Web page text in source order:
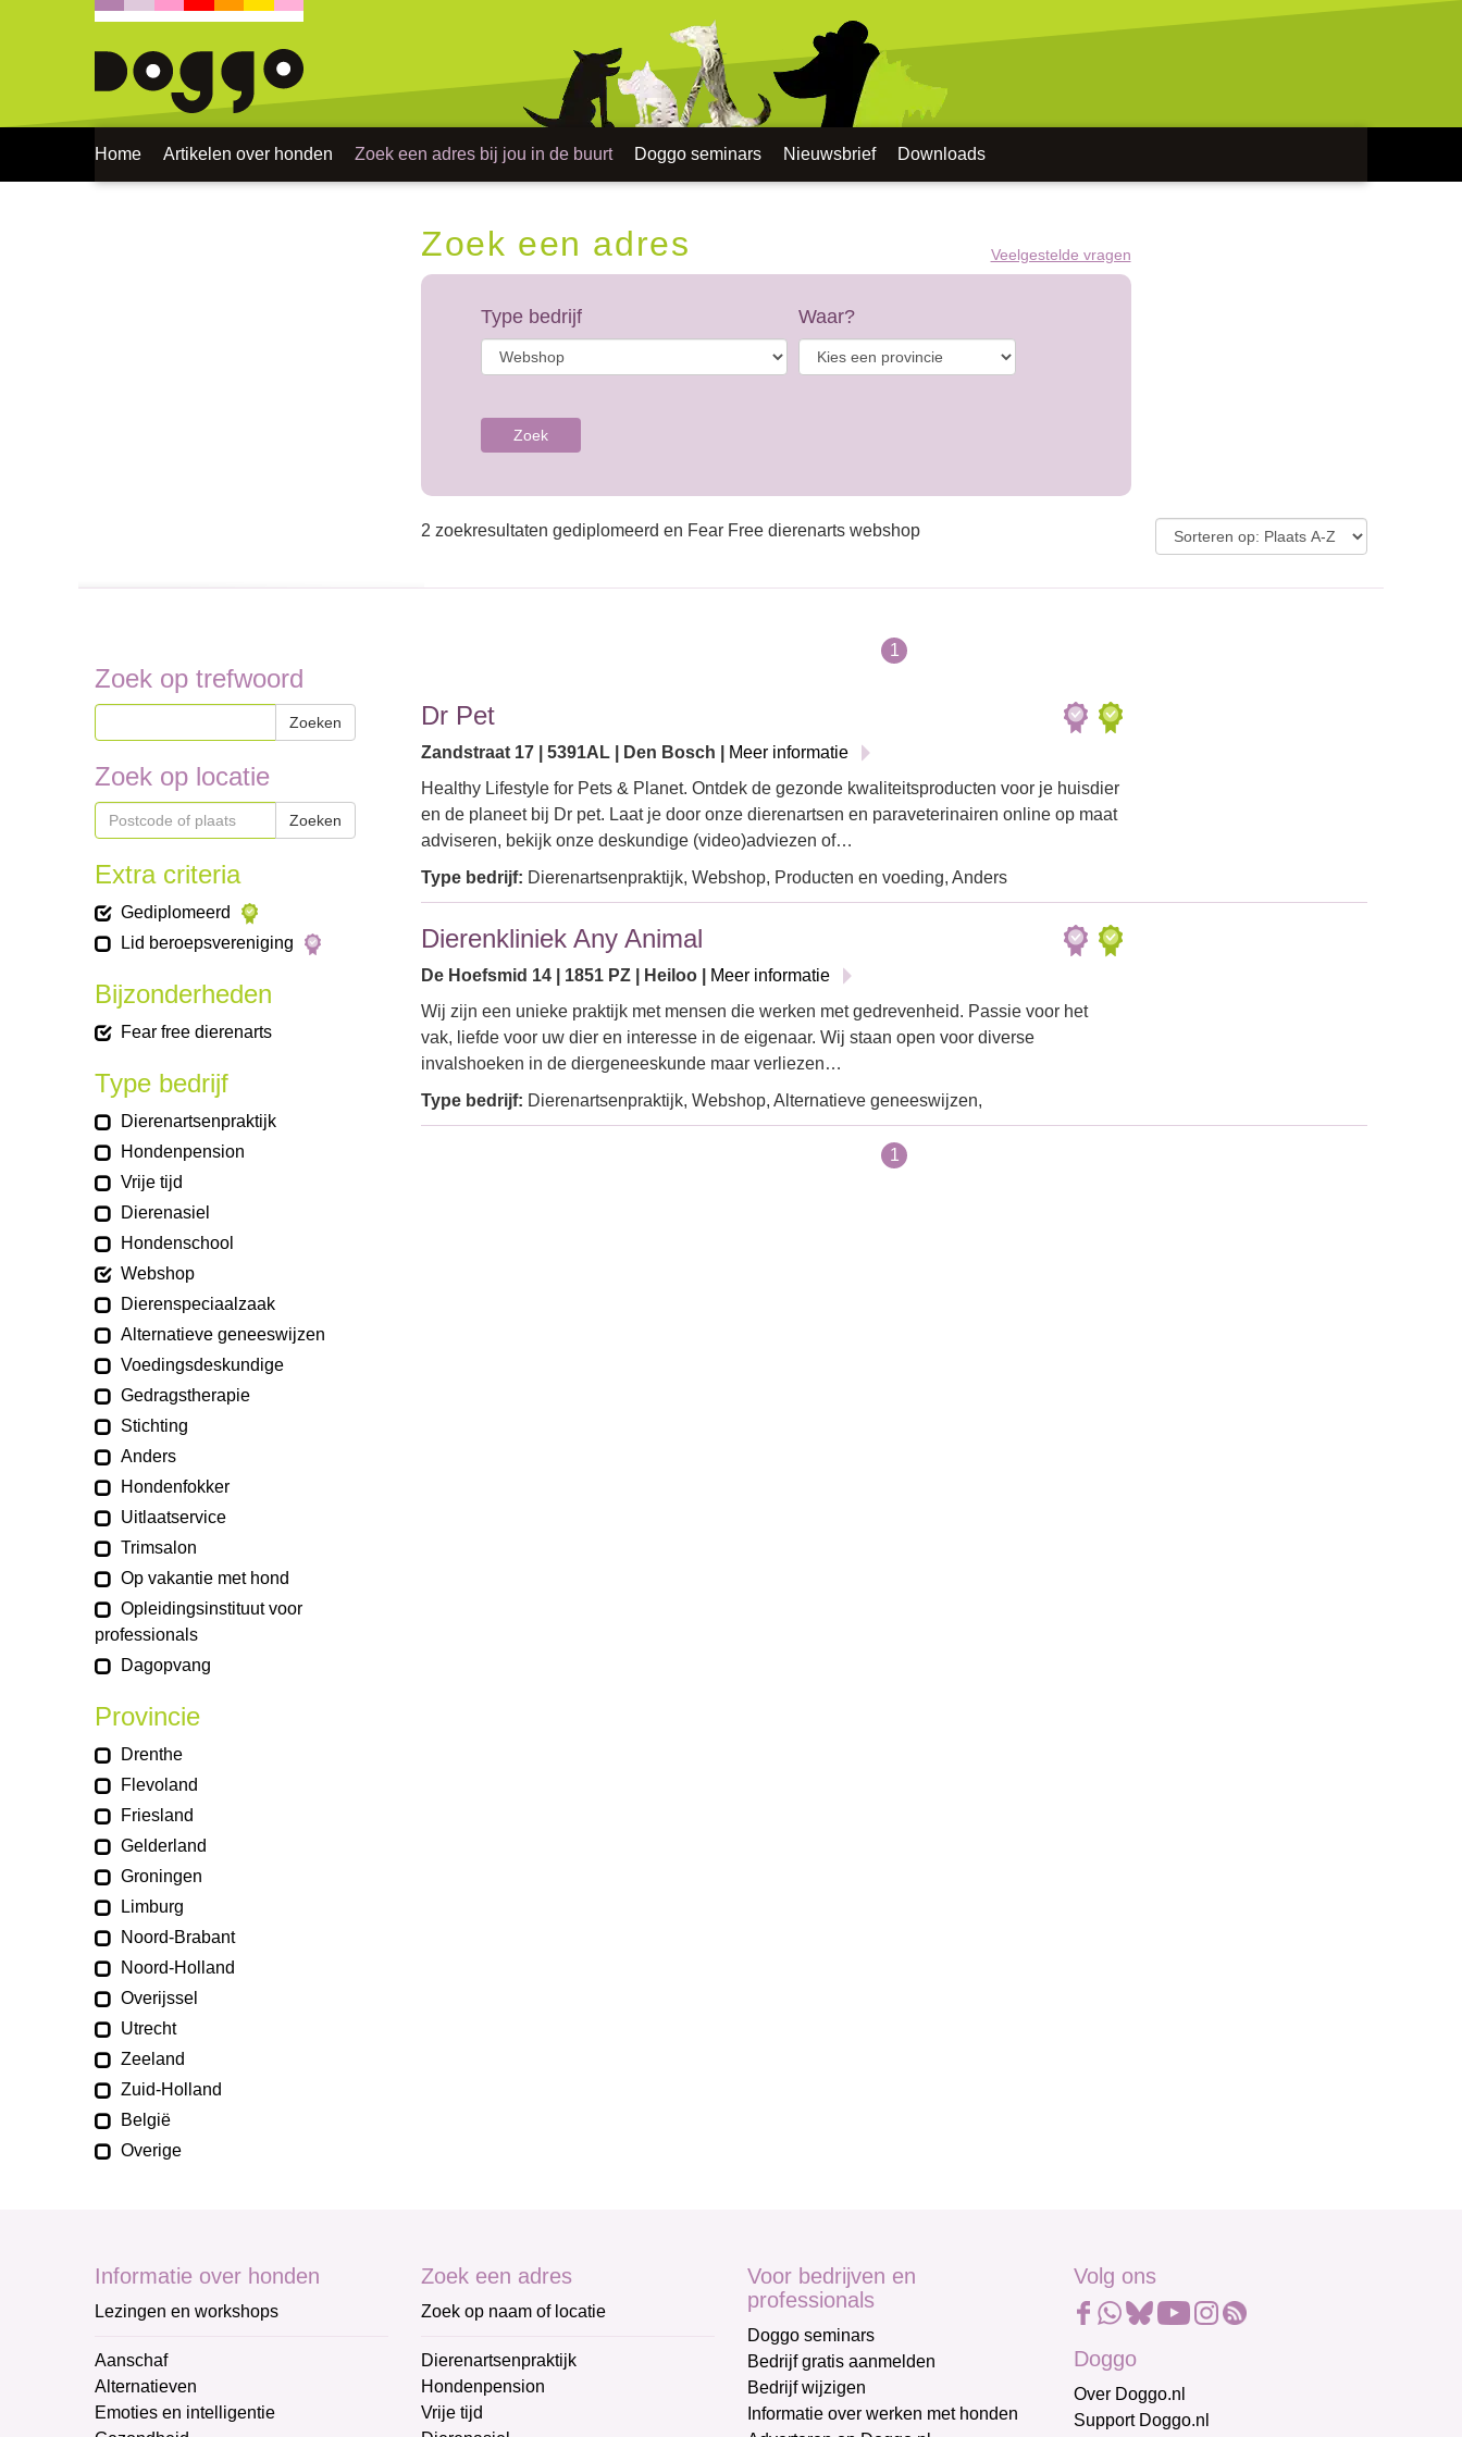
Home Artikelen over honden Zoek een adres bij jou in de buurt Doggo seminars Nieuwsbrief Downloads
Zoek een adres Veelgestelde vragen
Type bedrijf Waar?
Zoek
2 zoekresultaten gediplomeerd en Fear Free dierenarts webshop
Zoek op trefwoord
Zoeken
Zoek op locatie
Zoeken
Extra criteria
Gediplomeerd
Lid beroepsvereniging
Bijzonderheden
Fear free dierenarts
Type bedrijf
Dierenartsenpraktijk
Hondenpension
Vrije tijd
Dierenasiel
Hondenschool
Webshop
Dierenspeciaalzaak
Alternatieve geneeswijzen
Voedingsdeskundige
Gedragstherapie
Stichting
Anders
Hondenfokker
Uitlaatservice
Trimsalon
Op vakantie met hond
Opleidingsinstituut voor
professionals
Dagopvang
Provincie
Drenthe
Flevoland
Friesland
Gelderland
Groningen
Limburg
Noord-Brabant
Noord-Holland
Overijssel
Utrecht
Zeeland
Zuid-Holland
België
Overige
1
Dr Pet
Zandstraat 17 | 5391AL | Den Bosch |
Meer informatie
Healthy Lifestyle for Pets & Planet. Ontdek de gezonde kwaliteitsproducten voor je huisdier
en de planeet bij Dr pet. Laat je door onze dierenartsen en paraveterinairen online op maat
adviseren, bekijk onze deskundige (video)adviezen of…
Type bedrijf: Dierenartsenpraktijk, Webshop, Producten en voeding, Anders
Dierenkliniek Any Animal
De Hoefsmid 14 | 1851 PZ | Heiloo |
Meer informatie
Wij zijn een unieke praktijk met mensen die werken met gedrevenheid. Passie voor het
vak, liefde voor uw dier en interesse in de eigenaar. Wij staan open voor diverse
invalshoeken in de diergeneeskunde maar verliezen…
Type bedrijf: Dierenartsenpraktijk, Webshop, Alternatieve geneeswijzen,
1
Informatie over honden
Lezingen en workshops
Aanschaf
Alternatieven
Emoties en intelligentie
Zoek een adres
Zoek op naam of locatie
Dierenartsenpraktijk
Hondenpension
Vrije tijd
Voor bedrijven en
professionals
Doggo seminars
Bedrijf gratis aanmelden
Bedrijf wijzigen
Informatie over werken met honden
Volg ons
Doggo
Over Doggo.nl
Support Doggo.nl